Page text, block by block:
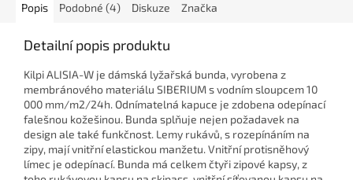
Popis Podobné (4) Diskuze Značka
Detailní popis produktu
Kilpi ALISIA-W je dámská lyžařská bunda, vyrobena z
membránového materiálu SIBERIUM s vodním sloupcem 10
000 mm/m2/24h. Odnímatelná kapuce je zdobena odepínací
falešnou kožešinou. Bunda splňuje nejen požadavek na
design ale také funkčnost. Lemy rukávů, s rozepínáním na
zipy, mají vnitřní elastickou manžetu. Vnitřní protisněhový
límec je odepínací. Bunda má celkem čtyři zipové kapsy, z